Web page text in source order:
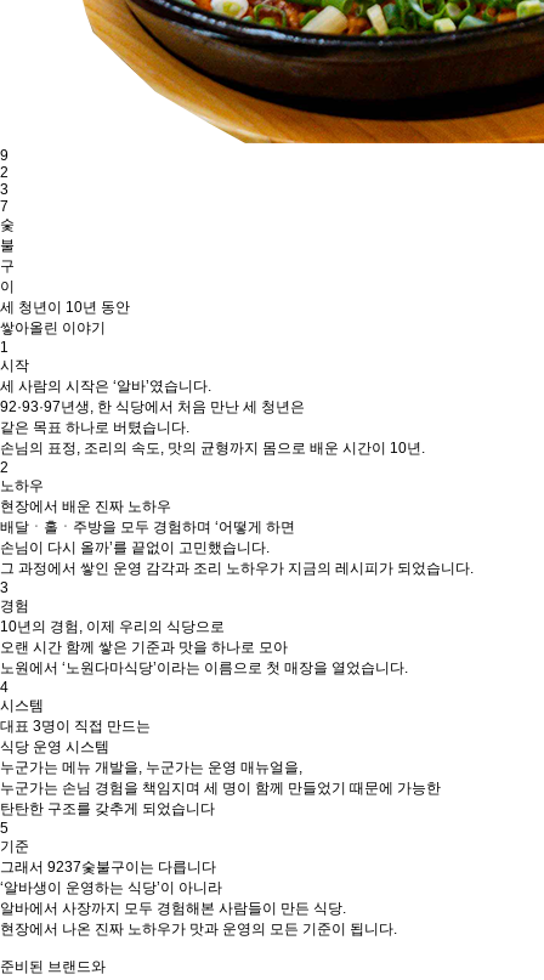
9
2
3
7
숯
불
구
이
세 청년이 10년 동안
쌓아올린 이야기
1
시작
세 사람의 시작은 ‘알바’였습니다.
92·93·97년생, 한 식당에서 처음 만난 세 청년은
같은 목표 하나로 버텼습니다.
손님의 표정, 조리의 속도, 맛의 균형까지 몸으로 배운 시간이 10년.
2
노하우
현장에서 배운 진짜 노하우
배달ㆍ홀ㆍ주방을 모두 경험하며 ‘어떻게 하면
손님이 다시 올까’를 끝없이 고민했습니다.
그 과정에서 쌓인 운영 감각과 조리 노하우가 지금의 레시피가 되었습니다.
3
경험
10년의 경험, 이제 우리의 식당으로
오랜 시간 함께 쌓은 기준과 맛을 하나로 모아
노원에서 ‘노원다마식당’이라는 이름으로 첫 매장을 열었습니다.
4
시스템
대표 3명이 직접 만드는
식당 운영 시스템
누군가는 메뉴 개발을, 누군가는 운영 매뉴얼을,
누군가는 손님 경험을 책임지며 세 명이 함께 만들었기 때문에 가능한
탄탄한 구조를 갖추게 되었습니다
5
기준
그래서 9237숯불구이는 다릅니다
‘알바생이 운영하는 식당’이 아니라
알바에서 사장까지 모두 경험해본 사람들이 만든 식당.
현장에서 나온 진짜 노하우가 맛과 운영의 모든 기준이 됩니다.
준비된 브랜드와